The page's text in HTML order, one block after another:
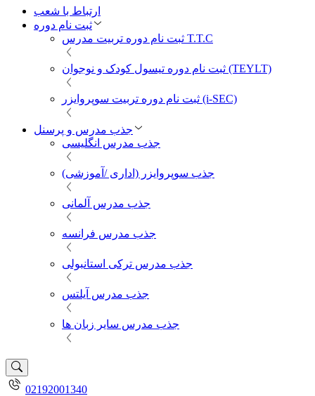
ارتباط با شعب
ثبت نام دوره
ثبت نام دوره تربیت مدرس T.T.C
ثبت نام دوره تیسول کودک و نوجوان (TEYLT)
ثبت نام دوره تربیت سوپروایزر (i-SEC)
جذب مدرس و پرسنل
جذب مدرس انگلیسی
جذب سوپروایزر (اداری /آموزشی)
جذب مدرس آلمانی
جذب مدرس فرانسه
جذب مدرس ترکی استانبولی
جذب مدرس آیلتس
جذب مدرس سایر زبان ها
02192001340